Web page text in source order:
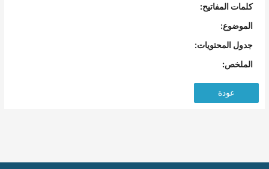
كلمات المفاتيح:
الموضوع:
جدول المحتويات:
الملخص:
عودة